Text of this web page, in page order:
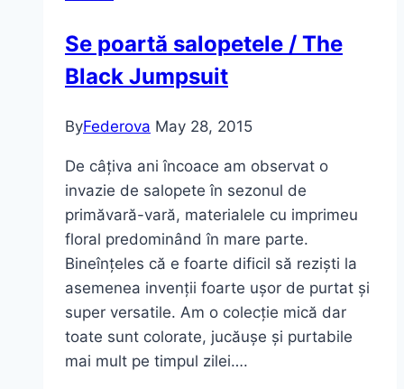
Se poartă salopetele / The
Black Jumpsuit
ByFederova May 28, 2015
De câțiva ani încoace am observat o
invazie de salopete în sezonul de
primăvară-vară, materialele cu imprimeu
floral predominând în mare parte.
Bineînțeles că e foarte dificil să reziști la
asemenea invenții foarte ușor de purtat și
super versatile. Am o colecție mică dar
toate sunt colorate, jucăușe și purtabile
mai mult pe timpul zilei….